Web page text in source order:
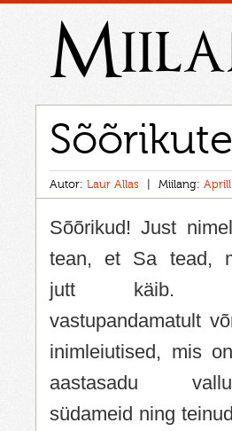
Autor: Laur Allas Miilang:
Sõõrikud! Just
tean, et Sa tead,
jutt käib.
vastupandamatult
inimleiutised, mis
aastasadu
südameid ning